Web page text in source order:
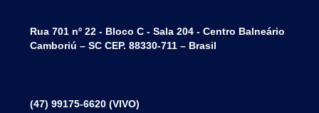
Rua 701 nº 22 - Bloco C - Sala 204 - Centro Balneário
Camboriú – SC CEP. 88330-711 – Brasil
(47) 99175-6620 (VIVO)